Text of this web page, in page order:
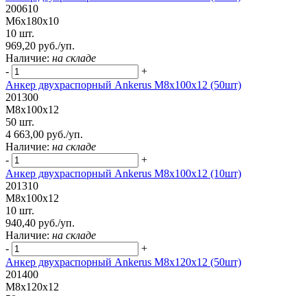
200610
М6х180х10
10 шт.
969,20 руб./уп.
Наличие: на складе
-
+
Анкер двухраспорный Ankerus М8х100х12 (50шт)
201300
М8х100х12
50 шт.
4 663,00 руб./уп.
Наличие: на складе
-
+
Анкер двухраспорный Ankerus М8х100х12 (10шт)
201310
М8х100х12
10 шт.
940,40 руб./уп.
Наличие: на складе
-
+
Анкер двухраспорный Ankerus М8х120х12 (50шт)
201400
М8х120х12